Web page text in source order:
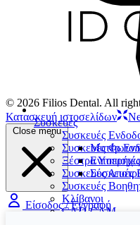
Συσκευές
Συσκευές
Μοτέρ
Συσκευές
Συσκευές
Ξέστρα
Συσκευές
Συσκευές
Κλίβανοι
CAD-CAM
© 2026 Filios Dental. All
Κατασκευή ιστοσελίδων
Close menu
Είσοδος / Εγγραφή